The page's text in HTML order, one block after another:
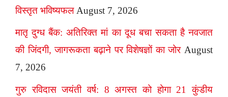
विस्तृत भविष्यफल August 7, 2026
मातृ दुग्ध बैंक: अतिरिक्त मां का दूध बचा सकता है नवजात
की जिंदगी, जागरूकता बढ़ाने पर विशेषज्ञों का जोर August
7, 2026
गुरु रविदास जयंती वर्ष: 8 अगस्त को होगा 21 कुंडीय